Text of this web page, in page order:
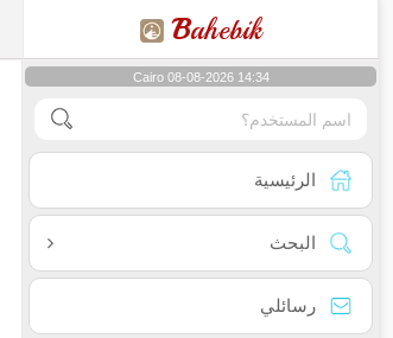
Bahebik
Cairo 08-08-2026 14:34
الرئيسية
البحث
رسائلي